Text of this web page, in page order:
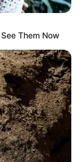
Them Now